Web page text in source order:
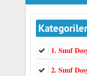
Kategoriler
1. Sınıf
2. Sınıf